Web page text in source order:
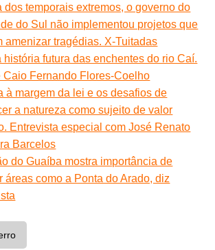
dos temporais extremos, o governo do
do Sul não implementou projetos que
amenizar tragédias. X-Tuitadas
história futura das enchentes do rio Caí.
Caio Fernando Flores-Coelho
à margem da lei e os desafios de
a natureza como sujeito de valor
Entrevista especial com José Renato
Barcelos
do Guaíba mostra importância de
áreas como a Ponta do Arado, diz